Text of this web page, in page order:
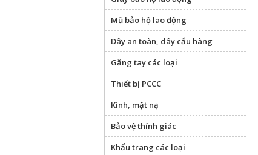
Mũ bảo hộ lao động
Dây an toàn, dây cẩu hàng
Găng tay các loại
Thiết bị PCCC
Kính, mặt nạ
Bảo vệ thính giác
Khẩu trang các loại